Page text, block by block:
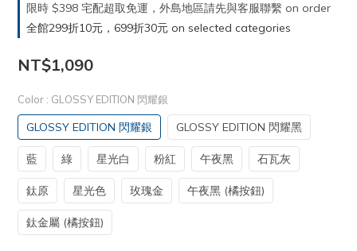
限時 $398 宅配超取免運，外島地區請先與客服聯繫 on order
全館299折10元，699折30元 on selected categories
NT$1,090
Color : GLOSSY EDITION 閃耀銀
GLOSSY EDITION 閃耀銀 GLOSSY EDITION 閃耀黑
藍 綠 星光白 粉紅 午夜黑 石瓦灰
鈦原 星光色 玫瑰金 午夜黑 (橘按鈕)
鈦金屬 (橘按鈕)